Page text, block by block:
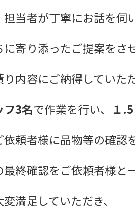
当者が丁寧にお話を伺
寄り添ったご提案をさ
内容にご納得していた
フ3名で作業を行い、 １
頼者様に品物等の確認
終確認をご依頼者様と
満足していただき、